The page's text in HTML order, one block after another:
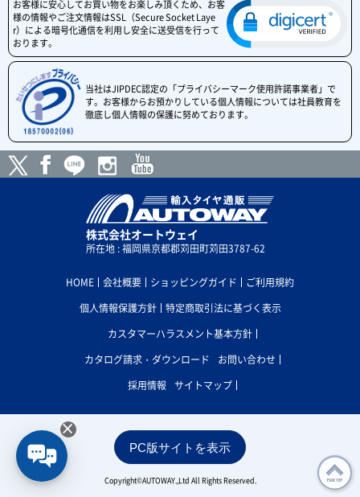
お客様に安心してお買い物をお楽しみ頂くため、お客
様の情報やご注文情報はSSL（Secure Socket Laye
r）による暗号化通信を利用し安全に送受信を行って
おります。
当社はJIPDEC認定の「プライバシーマーク使用許諾事業者」で
す。お客様からお預かりしている個人情報については社員教育を
徹底し個人情報の保護に努めております。
株式会社オートウェイ
所在地 : 福岡県京都郡苅田町苅田3787-62
HOME 会社概要 ショッピングガイド
ご利用規約
個人情報保護方針
特定商取引法に基づく表示
カスタマーハラスメント基本方針
カタログ請求・ダウンロード
お問い合わせ
採用情報
サイトマップ
PC版サイトを表示
Copyright©AUTOWAY.,Ltd All Rights Reserved.
×